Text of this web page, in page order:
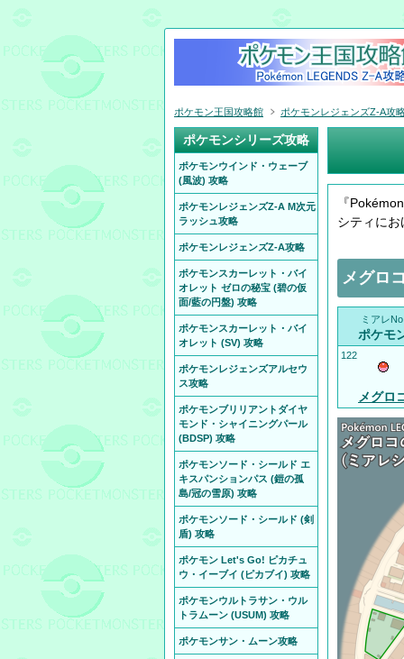
『
シティに
メグロ
ミアレ
ポケモ
122
メグロ
ポケモン王国攻略館 ポケモンレジェンズZ-A攻
ポケモンシリーズ攻略
ポケモンウインド・ウェーブ
(風波) 攻略
ポケモンレジェンズZ-A M次元
ラッシュ攻略
ポケモンレジェンズZ-A攻略
ポケモンスカーレット・バイ
オレット ゼロの秘宝 (碧の仮
面/藍の円盤) 攻略
ポケモンスカーレット・バイ
オレット (SV) 攻略
ポケモンレジェンズアルセウ
ス攻略
ポケモンブリリアントダイヤ
モンド・シャイニングパール
(BDSP) 攻略
ポケモンソード・シールド エ
キスパンションパス (鎧の孤
島/冠の雪原) 攻略
ポケモンソード・シールド (剣
盾) 攻略
ポケモン Let's Go! ピカチュ
ウ・イーブイ (ピカブイ) 攻略
ポケモンウルトラサン・ウル
トラムーン (USUM) 攻略
ポケモンサン・ムーン攻略